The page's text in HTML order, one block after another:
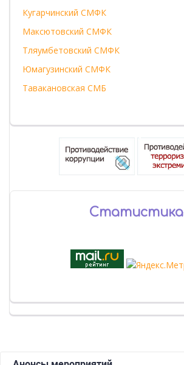
Кугарчинский СМФК
Максютовский СМФК
Тляумбетовский СМФК
Юмагузинский СМФК
Тавакановская СМБ
Статистика